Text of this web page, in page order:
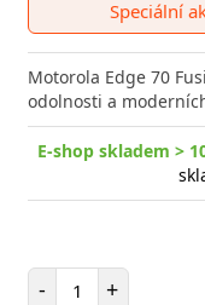
Speciální
Motorola Edge 70
odolnosti a
E-shop skladem >
- Počet položek
+